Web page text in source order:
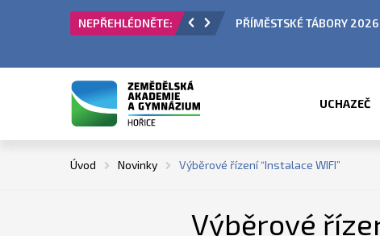
LETNÍCH PRÁZDNIN PŘÍMĚSTSKÉ TÁBORY 2026
UCHAZEČ
Úvod Novinky Výběrové řízení “Instalace WIFI”
Výběrové